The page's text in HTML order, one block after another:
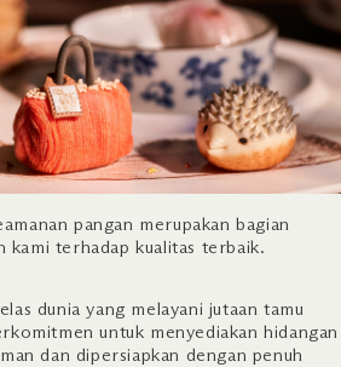
pangan merupakan bagian
kami terhadap kualitas terbaik.
dunia yang melayani jutaan tamu
untuk menyediakan hidangan
dan dipersiapkan dengan penuh